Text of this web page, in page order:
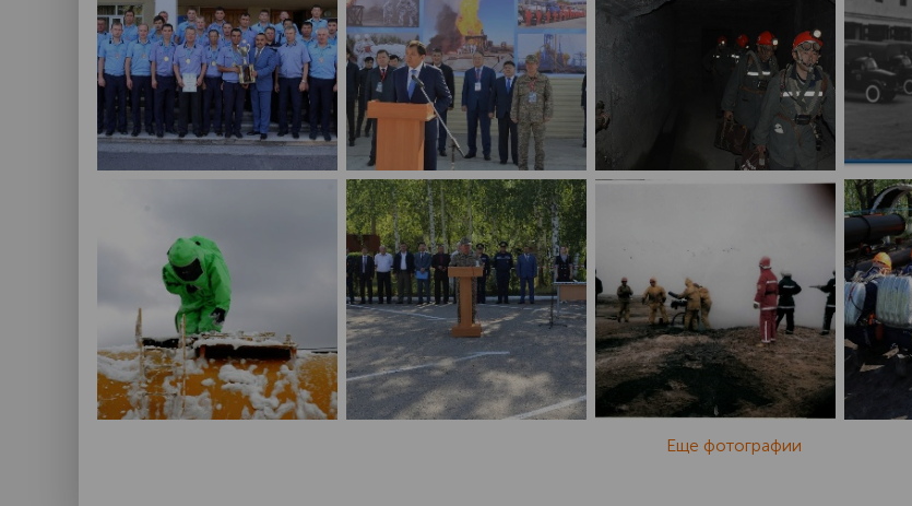
Еще фотографии